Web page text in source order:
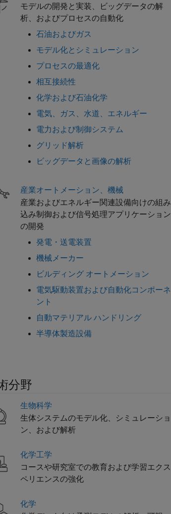
モデルの開発と実装、ビッグデータの解
析、およびプロセスの自動化
石油およびガス
モデル化とシミュレーション
プロセスの最適化
相互接続性
化学および石油化学
電気、ガス、水道、エネルギー
電力および制御システム
グリッド解析
ビッグデータと画像の解析
産業オートメーション、機械
産業およびエネルギー関連設備向けの組み
込み制御および信号処理アプリケーション
の開発
発電・送電装置
機械メーカー
ビルディング オートメーション
電気駆動装置および自動化コンポーネ
ント
自動マテリアル ハンドリング
半導体製造設備
分野
生物科学
生体システムのモデル化、シミュレーショ
ン、および解析
化学工学
コースや研究室での教育および学習エクス
ペリエンスの強化
化学